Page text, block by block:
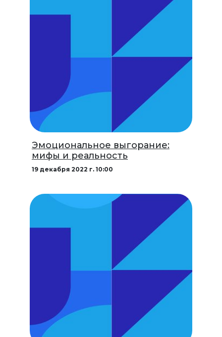
Эмоциональное выгорание:
мифы и реальность
19 декабря 2022 г. 10:00